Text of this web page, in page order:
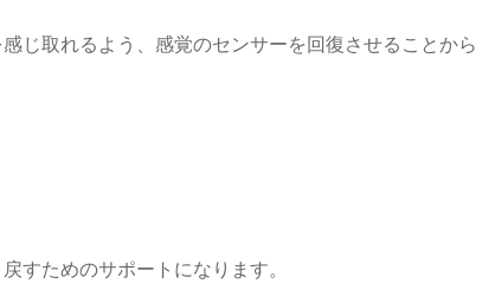
じ取れるよう、感覚のセンサーを回復させることから
すためのサポートになります。